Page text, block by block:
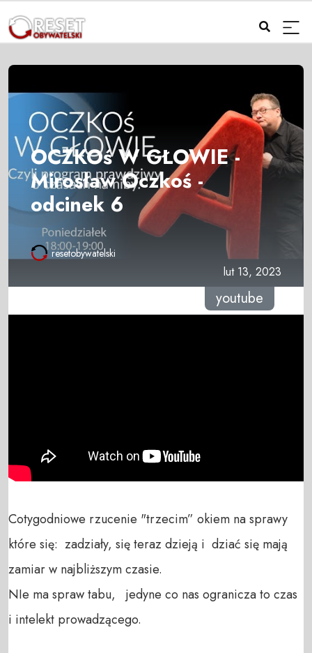
OCZKOś W GŁOWIE -
Mirosław Oczkoś -
odcinek 6
resetobywatelski
lut 13, 2023
youtube
Cotygodniowe rzucenie "trzecim” okiem na sprawy
które się:  zadziały, się teraz dzieją i  dziać się mają
zamiar w najbliższym czasie.
NIe ma spraw tabu,   jedyne co nas ogranicza to czas
i intelekt prowadzącego.